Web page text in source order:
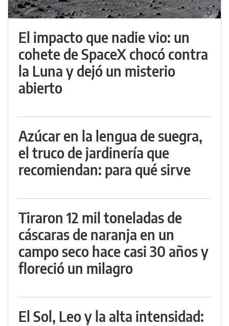
El impacto que nadie vio: un
cohete de SpaceX chocó contra
la Luna y dejó un misterio
abierto
Azúcar en la lengua de suegra,
el truco de jardinería que
recomiendan: para qué sirve
Tiraron 12 mil toneladas de
cáscaras de naranja en un
campo seco hace casi 30 años y
floreció un milagro
El Sol, Leo y la alta intensidad: